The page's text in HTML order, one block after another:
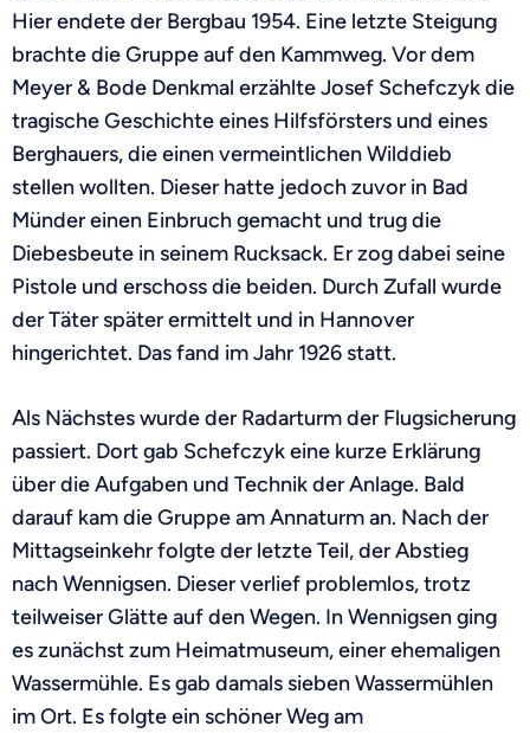
Hier endete der Bergbau 1954. Eine letzte Steigung
brachte die Gruppe auf den Kammweg. Vor dem
Meyer & Bode Denkmal erzählte Josef Schefczyk die
tragische Geschichte eines Hilfsförsters und eines
Berghauers, die einen vermeintlichen Wilddieb
stellen wollten. Dieser hatte jedoch zuvor in Bad
Münder einen Einbruch gemacht und trug die
Diebesbeute in seinem Rucksack. Er zog dabei seine
Pistole und erschoss die beiden. Durch Zufall wurde
der Täter später ermittelt und in Hannover
hingerichtet. Das fand im Jahr 1926 statt.
Als Nächstes wurde der Radarturm der Flugsicherung
passiert. Dort gab Schefczyk eine kurze Erklärung
über die Aufgaben und Technik der Anlage. Bald
darauf kam die Gruppe am Annaturm an. Nach der
Mittagseinkehr folgte der letzte Teil, der Abstieg
nach Wennigsen. Dieser verlief problemlos, trotz
teilweiser Glätte auf den Wegen. In Wennigsen ging
es zunächst zum Heimatmuseum, einer ehemaligen
Wassermühle. Es gab damals sieben Wassermühlen
im Ort. Es folgte ein schöner Weg am